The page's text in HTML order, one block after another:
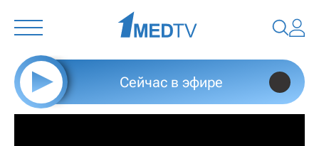
Сейчас в эфире